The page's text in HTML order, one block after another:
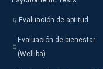
Evaluación de aptitud
Evaluación de bienestar
(Welliba)